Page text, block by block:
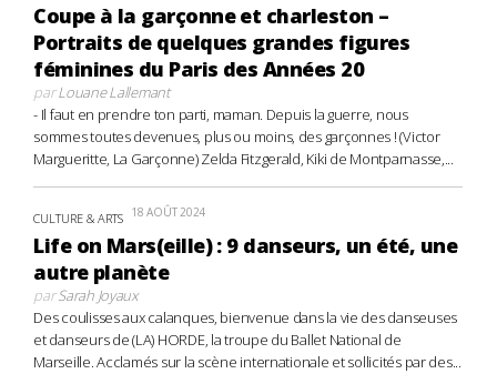
Coupe à la garçonne et charleston –
Portraits de quelques grandes figures
féminines du Paris des Années 20
parLouane Lallemant
- Il faut en prendre ton parti, maman. Depuis la guerre, nous
sommes toutes devenues, plus ou moins, des garçonnes ! (Victor
Margueritte, La Garçonne) Zelda Fitzgerald, Kiki de Montparnasse,...
CULTURE & ARTS 18 AOÛT 2024
Life on Mars(eille) : 9 danseurs, un été, une
autre planète
parSarah Joyaux
Des coulisses aux calanques, bienvenue dans la vie des danseuses
et danseurs de (LA) HORDE, la troupe du Ballet National de
Marseille. Acclamés sur la scène internationale et sollicités par des...